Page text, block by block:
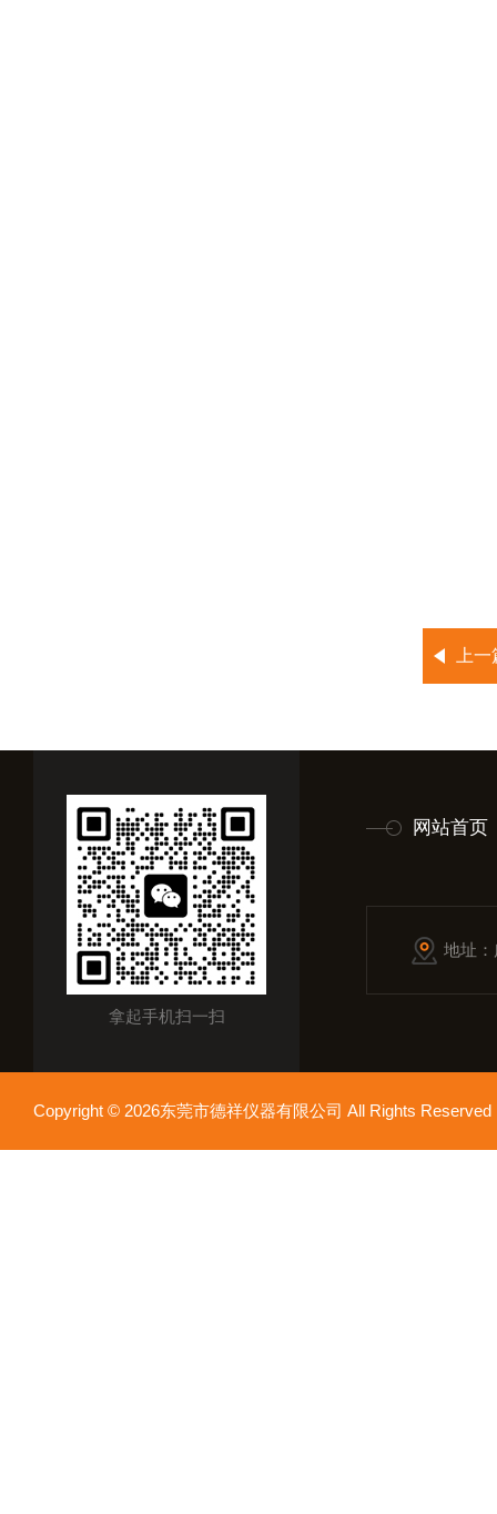
上
拿起手机扫一扫
网站首页
地址
Copyright © 2026东莞市德祥仪器有限公司 All Rights